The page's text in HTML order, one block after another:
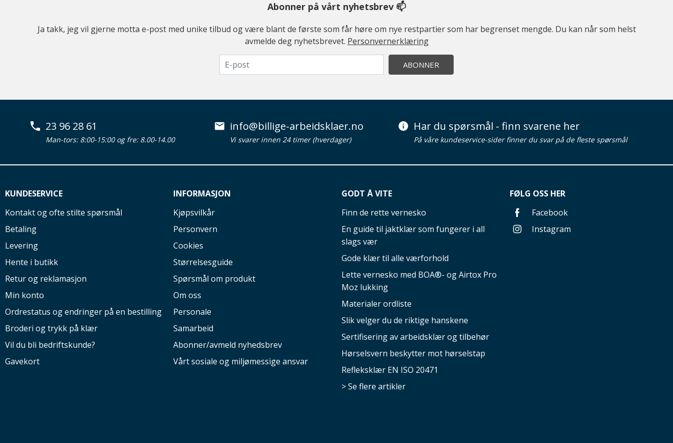
Abonner på vårt nyhetsbrev 📫
Ja takk, jeg vil gjerne motta e-post med unike tilbud og være blant de første som får høre om nye restpartier som har begrenset mengde. Du kan når som helst
avmelde deg nyhetsbrevet. Personvernerklæring
ABONNER
23 96 28 61
Man-tors: 8:00-15:00 og fre: 8.00-14.00
info@billige-arbeidsklaer.no
Vi svarer innen 24 timer (hverdager)
Har du spørsmål - finn svarene her
På våre kundeservice-sider finner du svar på de fleste spørsmål
KUNDESERVICE
Kontakt og ofte stilte spørsmål
Betaling
Levering
Hente i butikk
Retur og reklamasjon
Min konto
Ordrestatus og endringer på en bestilling
Broderi og trykk på klær
Vil du bli bedriftskunde?
Gavekort
INFORMASJON
Kjøpsvilkår
Personvern
Cookies
Størrelsesguide
Spørsmål om produkt
Om oss
Personale
Samarbeid
Abonner/avmeld nyhedsbrev
Vårt sosiale og miljømessige ansvar
GODT Å VITE
Finn de rette vernesko
En guide til jaktklær som fungerer i all
slags vær
Gode klær til alle værforhold
Lette vernesko med BOA®- og Airtox Pro
Moz lukking
Materialer ordliste
Slik velger du de riktige hanskene
Sertifisering av arbeidsklær og tilbehør
Hørselsvern beskytter mot hørselstap
Refleksklær EN ISO 20471
> Se flere artikler
FØLG OSS HER
Facebook
Instagram